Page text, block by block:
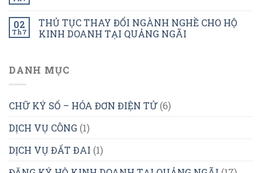
02
Th7
THỦ TỤC THAY ĐỔI NGÀNH NGHỀ CHO HỘ
KINH DOANH TẠI QUẢNG NGÃI
DANH MỤC
CHỮ KÝ SỐ – HÓA ĐƠN ĐIỆN TỬ(6)
DỊCH VỤ CÔNG (1)
DỊCH VỤ ĐẤT ĐAI (1)